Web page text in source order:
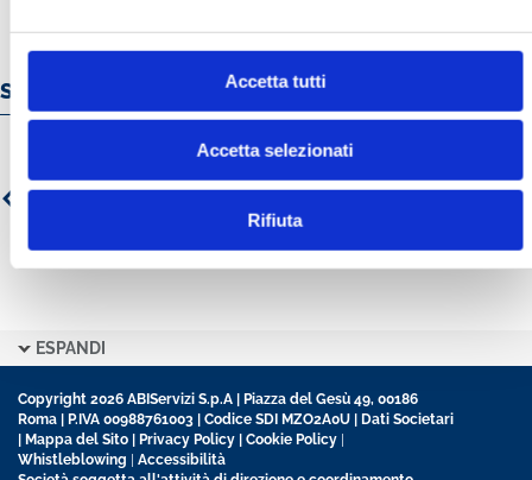
Accetta tutti
Accetta selezionati
Rifiuta
Servizi e prodotti online
ESPANDI
Copyright 2026 ABIServizi S.p.A | Piazza del Gesù 49, 00186
Roma | P.IVA 00988761003 | Codice SDI MZO2A0U |
Dati Societari
Mappa del Sito Privacy Policy Cookie Policy
Whistleblowing
Accessibilità